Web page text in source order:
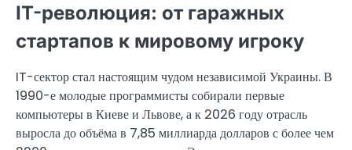
IT-революция: от гаражных
стартапов к мировому игроку
IT-сектор стал настоящим чудом независимой Украины. В
1990-е молодые программисты собирали первые
компьютеры в Киеве и Львове, а к 2026 году отрасль
выросла до объёма в 7,85 миллиарда долларов с более чем